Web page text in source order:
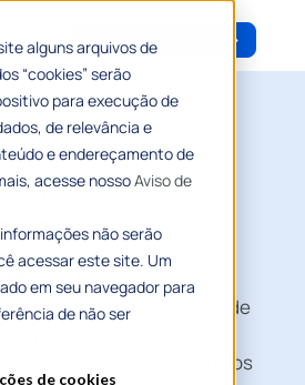
alguns arquivos de
“cookies” serão
para execução de
de relevância e
e endereçamento de
acesse nossoAviso de
não serão
acessar este site. Um
em seu navegador para
de não ser
de cookies
Acessar o curso
TIC
contratações públicas de
e Comunicação
série de passos estratégicos